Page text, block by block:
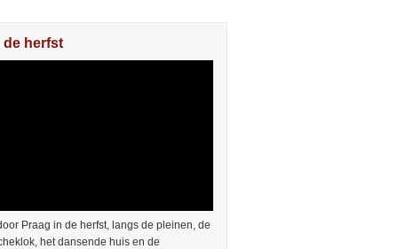
de herfst
Praag in de herfst, langs de pleinen, de
het dansende huis en de